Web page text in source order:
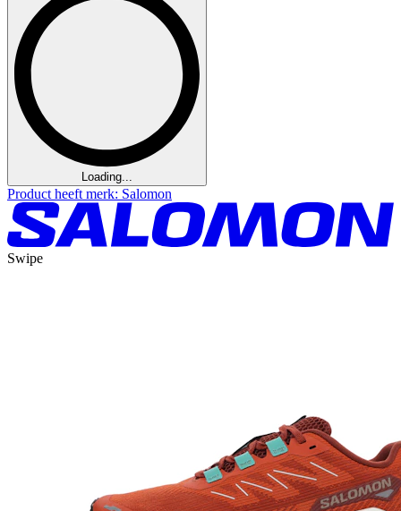
Loading...
Product heeft merk: Salomon
Swipe